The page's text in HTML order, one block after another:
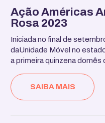
Ação Américas
Rosa 2023
Iniciada no final de
daUnidade Móvel no
a primeira quinzena domês
SAIBA MAIS